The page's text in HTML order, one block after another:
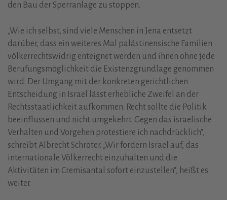
den Bau der Sperranlage zu stoppen.
„Wie ich selbst, sind viele Menschen in Jena entsetzt
darüber, dass ein weiteres Mal palästinensische Familien
völkerrechtswidrig enteignet werden und ihnen ohne jede
Berufungsmöglichkeit die Existenzgrundlage genommen
wird. Der Umgang mit der konkreten gerichtlichen
Entscheidung in Israel lässt erhebliche Zweifel an der
Rechtsstaatlichkeit aufkommen. Recht sollte die Politik
beeinflussen und nicht umgekehrt. Gegen das israelische
Verhalten und Vorgehen protestiere ich nachdrücklich“,
schreibt Albrecht Schröter. „Wir fordern Israel auf, das
internationale Völkerrecht einzuhalten und die
Aktivitäten im Cremisantal sofort einzustellen“, heißt es
weiter.